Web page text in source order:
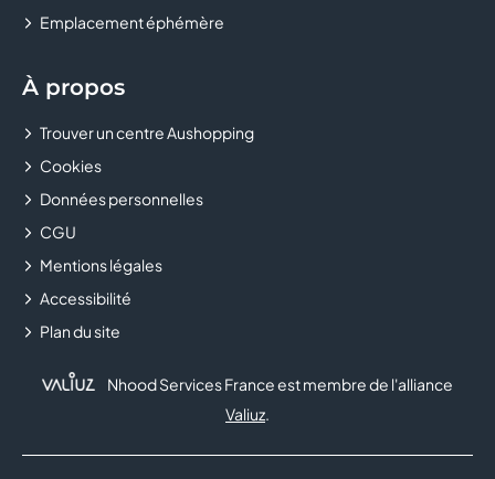
Emplacement éphémère
À propos
Trouver un centre Aushopping
Cookies
Données personnelles
CGU
Mentions légales
Accessibilité
Plan du site
Nhood Services France est membre de l'alliance
Valiuz.